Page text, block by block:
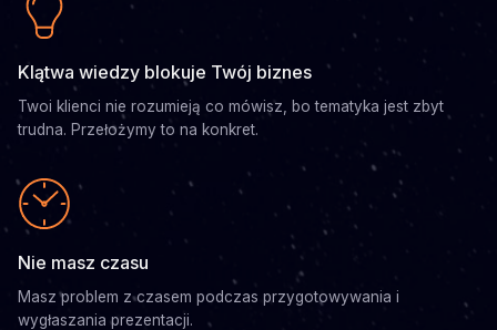
Klątwa wiedzy blokuje Twój biznes
Twoi klienci nie rozumieją co mówisz, bo tematyka jest zbyt
trudna. Przełożymy to na konkret.
Nie masz czasu
Masz problem z czasem podczas przygotowywania i
wygłaszania prezentacji.